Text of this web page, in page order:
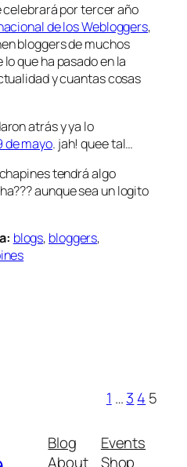
celebrará por tercer año
de los Webloggers,
bloggers de muchos
que ha pasado en la
y cuantas cosas
atrás y ya lo
de mayo. jah! quee tal…
tendrá algo
aunque sea un logito
blogs, bloggers,
1 …3 4 5
Blog
About
Events
Shop